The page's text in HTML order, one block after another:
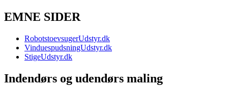
EMNE SIDER
RobotstoevsugerUdstyr.dk
VinduespudsningUdstyr.dk
StigeUdstyr.dk
Indendørs og udendørs maling